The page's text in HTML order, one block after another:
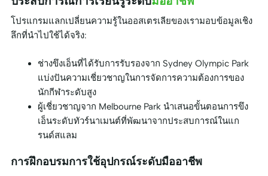
โปรแกรมแลกเปลี่ยนความรู้ในออสเตรเลียของเรามอบข้อมูลเชิง
ลึกที่นำไปใช้ได้จริง:
ช่างขึงเอ็นที่ได้รับการรับรองจาก Sydney Olympic Park
แบ่งปันความเชี่ยวชาญในการจัดการความต้องการของ
นักกีฬาระดับสูง
ผู้เชี่ยวชาญจาก Melbourne Park นำเสนอขั้นตอนการขึง
เอ็นระดับทัวร์นาเมนต์ที่พัฒนาจากประสบการณ์ในแก
รนด์สแลม
การฝึกอบรมการใช้อุปกรณ์ระดับมืออาชีพ